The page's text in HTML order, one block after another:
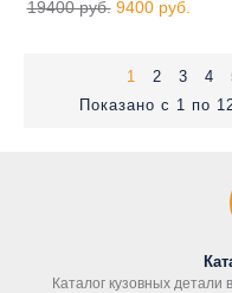
19400 руб. 9400 руб.
1 2 3 4
Показано с 1 по
Каталог кузовных детали